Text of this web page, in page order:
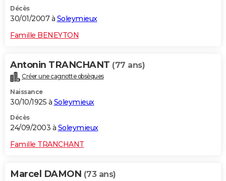
Décès
30/01/2007 à Soleymieux
Famille BENEYTON
Antonin TRANCHANT (77 ans)
Créer une cagnotte obsèques
Naissance
30/10/1925 à Soleymieux
Décès
24/09/2003 à Soleymieux
Famille TRANCHANT
Marcel DAMON (73 ans)